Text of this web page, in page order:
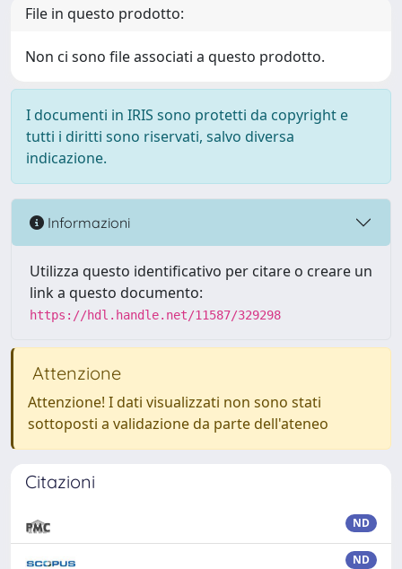
File in questo prodotto:
Non ci sono file associati a questo prodotto.
I documenti in IRIS sono protetti da copyright e
tutti i diritti sono riservati, salvo diversa
indicazione.
Informazioni
Utilizza questo identificativo per citare o creare un
link a questo documento:
https://hdl.handle.net/11587/329298
Attenzione
Attenzione! I dati visualizzati non sono stati
sottoposti a validazione da parte dell'ateneo
Citazioni
ND
ND